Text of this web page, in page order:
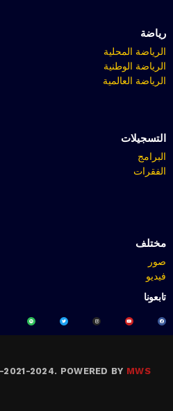
رياضة
الرياضة المحلية
الرياضة الوطنية
الرياضة العالمية
التسجيلات
البرامج
الفقرات
مختلف
صور
فيديو
تابعونا
2021-2024. POWERED BY MWS